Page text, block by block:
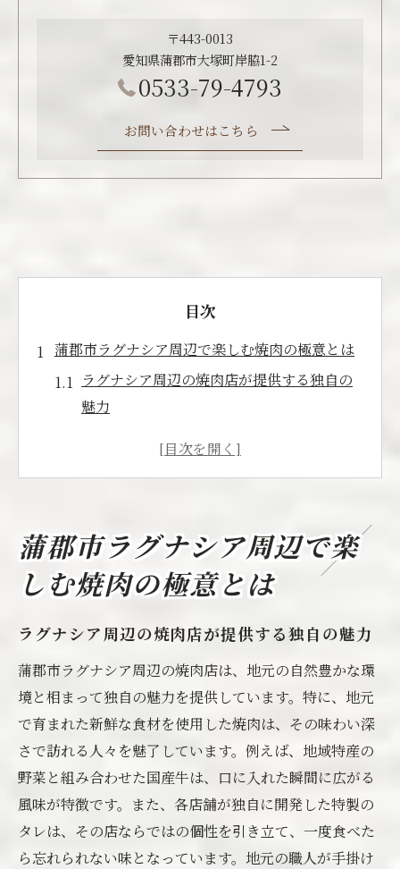
〒443-0013
愛知県蒲郡市大塚町岸脇1-2
0533-79-4793
お問い合わせはこちら
目次
蒲郡市ラグナシア周辺で楽しむ焼肉の極意とは
ラグナシア周辺の焼肉店が提供する独自の
魅力
焼肉を通じて知る蒲郡市の食文化
地元の人々に愛される焼肉店の秘密
焼肉好き必見蒲郡市の魅力的な店舗紹介
蒲郡市で訪れるべき焼肉店の概要
隠れた名店とそのオリジナルメニュー
地元の人々が選ぶ人気の焼肉スポット
蒲郡市の焼肉店が提供するサービスと体験
特別な日に訪れたい焼肉店の特徴
焼肉店の選び方と予約のコツ
地元産食材が魅力焼肉の美味しさの秘密
蒲郡市ラグナシア周辺で楽
しむ焼肉の極意とは
ラグナシア周辺の焼肉店が提供する独自の魅力
蒲郡市ラグナシア周辺の焼肉店は、地元の自然豊かな環
境と相まって独自の魅力を提供しています。特に、地元
で育まれた新鮮な食材を使用した焼肉は、その味わい深
さで訪れる人々を魅了しています。例えば、地域特産の
野菜と組み合わせた国産牛は、口に入れた瞬間に広がる
風味が特徴です。また、各店舗が独自に開発した特製の
タレは、その店ならではの個性を引き立て、一度食べた
ら忘れられない味となっています。地元の職人が手掛け